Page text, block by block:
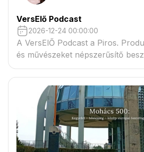
VersElő Podcast
2026-12-24 00:00:00
A VersElŐ Podcast a Piros.
és művészeket népszerűsítő